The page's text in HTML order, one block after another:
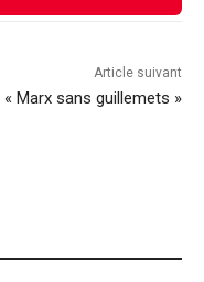
Article suivant
« Marx sans guillemets »